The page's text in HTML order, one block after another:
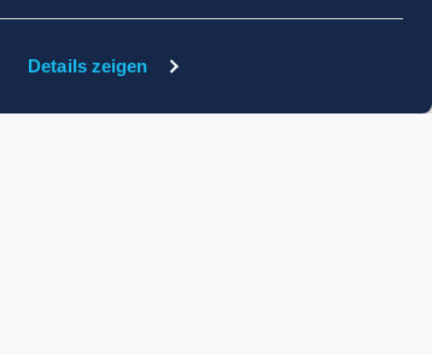
Details zeigen